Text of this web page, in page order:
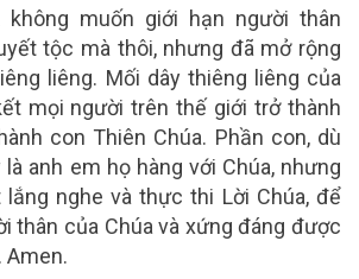
không muốn giới hạn người thân
tộc mà thôi, nhưng đã mở rộng
liêng. Mối dây thiêng liêng của
mọi người trên thế giới trở thành
con Thiên Chúa. Phần con, dù
anh em họ hàng với Chúa, nhưng
nghe và thực thi Lời Chúa, để
thân của Chúa và xứng đáng được
Amen.